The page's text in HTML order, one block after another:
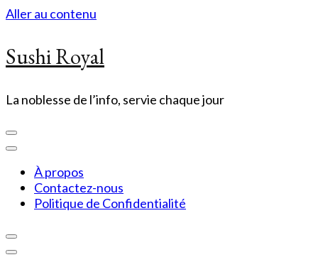
Aller au contenu
Sushi Royal
La noblesse de l’info, servie chaque jour
À propos
Contactez-nous
Politique de Confidentialité